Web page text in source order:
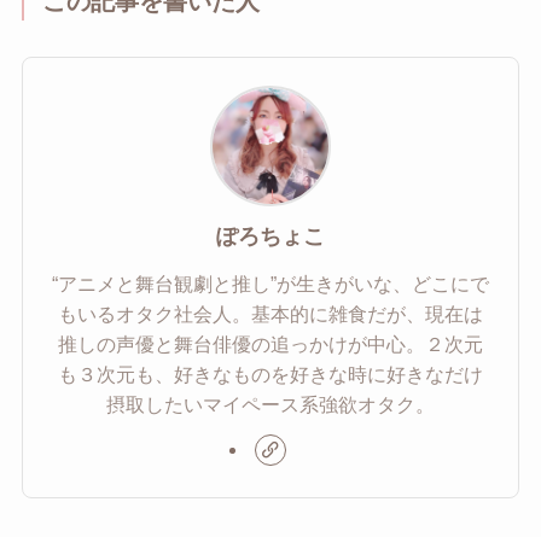
ぽろちょこ
“アニメと舞台観劇と推し”が生きがいな、どこにで
もいるオタク社会人。基本的に雑食だが、現在は
推しの声優と舞台俳優の追っかけが中心。２次元
も３次元も、好きなものを好きな時に好きなだけ
摂取したいマイペース系強欲オタク。